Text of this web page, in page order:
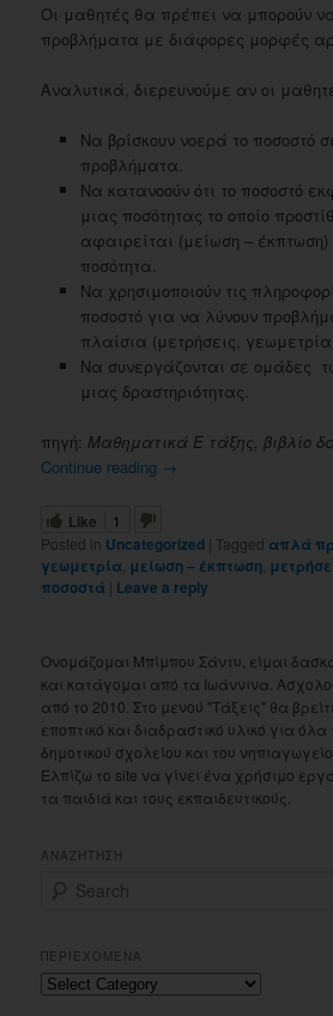
Oι μαθητές θα πρέπει να μπορούν να
προβλήματα με διάφορες μορφές
Αναλυτικά, διερευνούμε αν οι
Nα βρίσκουν νοερά το ποσοστό
προβλήματα.
Nα κατανοούν ότι το ποσοστό
μιας ποσότητας το οποίο
αφαιρείται (μείωση – έκπτωση)
ποσότητα.
Nα χρησιμοποιούν τις
ποσοστό για να λύνουν
πλαίσια (μετρήσεις,
Nα συνεργάζονται σε ομάδες
μιας δραστηριότητας.
πηγή:Μαθηματικά Ε τάξης, βιβλίο
Continue reading →
Like
1
Posted in Uncategorized | Tagged απλά
γεωμετρία μείωση – έκπτωση
ποσοστά | Leave a reply
Ονομάζομαι Μπίμπου Σάντυ, είμαι
και κατάγομαι από τα Ιωάννινα.
από το 2010. Στο μενού "Τάξεις" θα
εποπτικό και διαδραστικό υλικό για
δημοτικού σχολείου και του
Ελπίζω το site να γίνει ένα χρήσιμο
τα παιδιά και τους εκπαιδευτικούς.
ΑΝΑΖΗΤΗΣΗ
r
c
h
ΠΕΡΙΕΧΟΜΕΝΑ
Περιεχομενα